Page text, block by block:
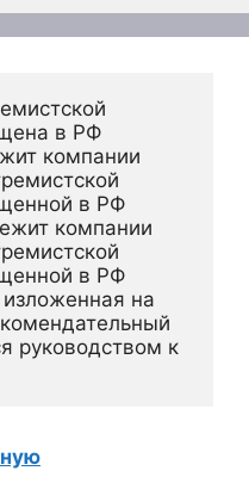
в РФ
компании
в РФ
компании
в РФ
на
руководством к